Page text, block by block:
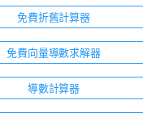
免費折舊計算器
免費向量導數求解器
導數計算器